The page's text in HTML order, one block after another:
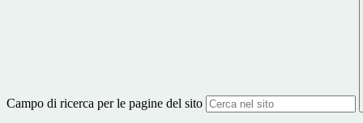
Campo di ricerca per le pagine del sito